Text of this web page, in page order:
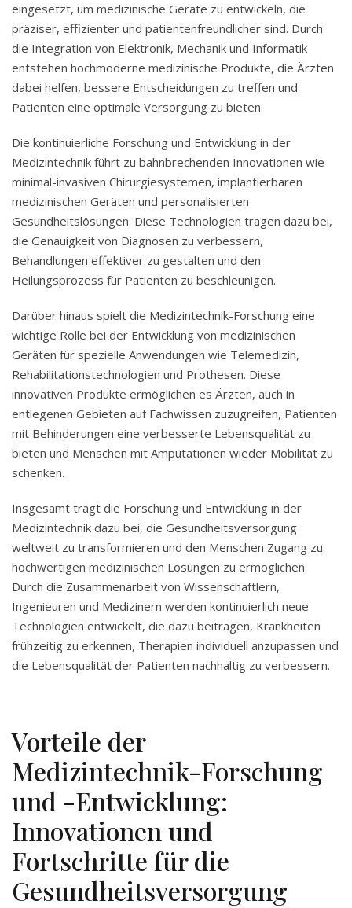
eingesetzt, um medizinische Geräte zu entwickeln, die
präziser, effizienter und patientenfreundlicher sind. Durch
die Integration von Elektronik, Mechanik und Informatik
entstehen hochmoderne medizinische Produkte, die Ärzten
dabei helfen, bessere Entscheidungen zu treffen und
Patienten eine optimale Versorgung zu bieten.
Die kontinuierliche Forschung und Entwicklung in der
Medizintechnik führt zu bahnbrechenden Innovationen wie
minimal-invasiven Chirurgiesystemen, implantierbaren
medizinischen Geräten und personalisierten
Gesundheitslösungen. Diese Technologien tragen dazu bei,
die Genauigkeit von Diagnosen zu verbessern,
Behandlungen effektiver zu gestalten und den
Heilungsprozess für Patienten zu beschleunigen.
Darüber hinaus spielt die Medizintechnik-Forschung eine
wichtige Rolle bei der Entwicklung von medizinischen
Geräten für spezielle Anwendungen wie Telemedizin,
Rehabilitationstechnologien und Prothesen. Diese
innovativen Produkte ermöglichen es Ärzten, auch in
entlegenen Gebieten auf Fachwissen zuzugreifen, Patienten
mit Behinderungen eine verbesserte Lebensqualität zu
bieten und Menschen mit Amputationen wieder Mobilität zu
schenken.
Insgesamt trägt die Forschung und Entwicklung in der
Medizintechnik dazu bei, die Gesundheitsversorgung
weltweit zu transformieren und den Menschen Zugang zu
hochwertigen medizinischen Lösungen zu ermöglichen.
Durch die Zusammenarbeit von Wissenschaftlern,
Ingenieuren und Medizinern werden kontinuierlich neue
Technologien entwickelt, die dazu beitragen, Krankheiten
frühzeitig zu erkennen, Therapien individuell anzupassen und
die Lebensqualität der Patienten nachhaltig zu verbessern.
Vorteile der
Medizintechnik-Forschung
und -Entwicklung:
Innovationen und
Fortschritte für die
Gesundheitsversorgung